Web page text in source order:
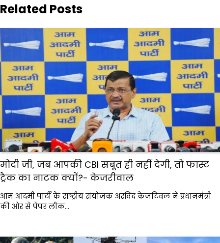
Related Posts
मोदी जी, जब आपकी CBI सबूत ही नहीं देगी, तो फास्ट
ट्रैक का नाटक क्यों?- केजरीवाल
आम आदमी पार्टी के राष्ट्रीय संयोजक अरविंद केजटिवल ने प्रधानमंत्री
की ओर से पेपर लीक…